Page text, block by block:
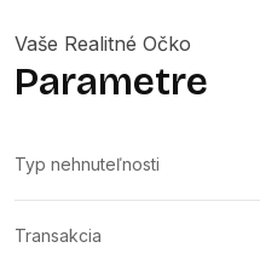
Vaše Realitné Očko
Parametre
Typ nehnuteľnosti
Transakcia